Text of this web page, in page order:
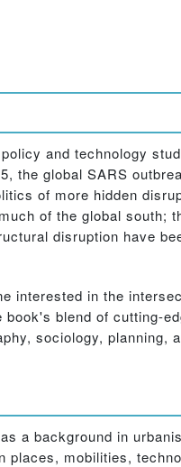
and technology
the global SARS
of more hidden
of the global south;
disruption have
interested in the
blend of cutting-
sociology, planning,
a background in
mobilities,